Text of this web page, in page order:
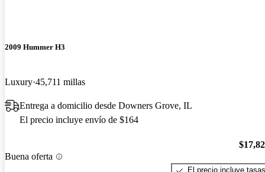
2009 Hummer H3
Luxury 45,711 millas
Entrega a domicilio desde Downers Grove, IL
El precio incluye envío de $164
Buena oferta
El precio incluye tasas